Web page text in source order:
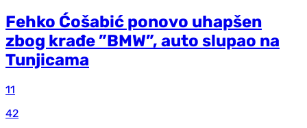
Fehko Ćošabić ponovo uhapšen
zbog krađe ”BMW”, auto slupao na
Tunjicama
11
42